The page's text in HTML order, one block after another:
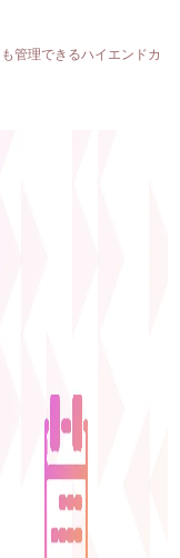
管理できるハイエンドカ